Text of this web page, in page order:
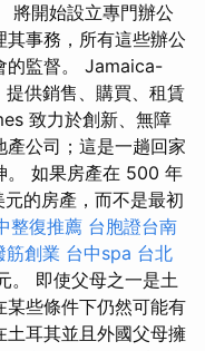
將開始設立專門辦公
其事務，所有這些辦公
的監督。 Jamaica-
供銷售、購買、租賃
致力於創新、無障
公司；這是一趟回家
。 如果房產在 500 年
的房產，而不是最初
整復推薦 台胞證台南
筋創業 台中spa 台北
。 即使父母之一是土
某些條件下仍然可能有
土耳其並且外國父母擁